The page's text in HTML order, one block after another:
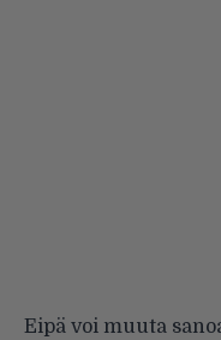
Eipä voi muuta